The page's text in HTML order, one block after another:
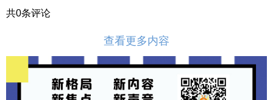
共0条评论
查看更多内容